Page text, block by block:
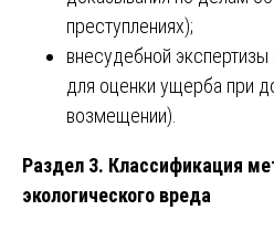
преступлениях);
внесудебной
для оценки ущерба при
возмещении).
Раздел 3. Классификация
экологического вреда